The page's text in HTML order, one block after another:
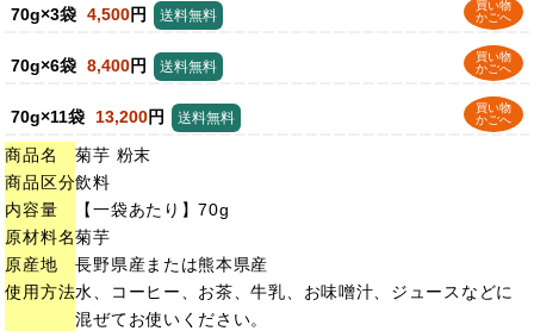
70g×3袋 4,500円
買い物
かごへ
送料無料
70g×6袋 8,400円
買い物
かごへ
送料無料
70g×11袋 13,200円
買い物
かごへ
送料無料
商品名
菊芋 粉末
商品区分飲料
内容量
【一袋あたり】70g
原材料名菊芋
原産地
長野県産または熊本県産
使用方法水、コーヒー、お茶、牛乳、お味噌汁、ジュースなどに
混ぜてお使いください。